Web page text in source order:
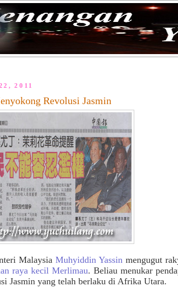
2011
Revolusi Jasmin
Malaysia Muhyiddin Yassin mengugut
raya kecil Merlimau. Beliau menukar
Jasmin yang telah berlaku di Afrika Utara.